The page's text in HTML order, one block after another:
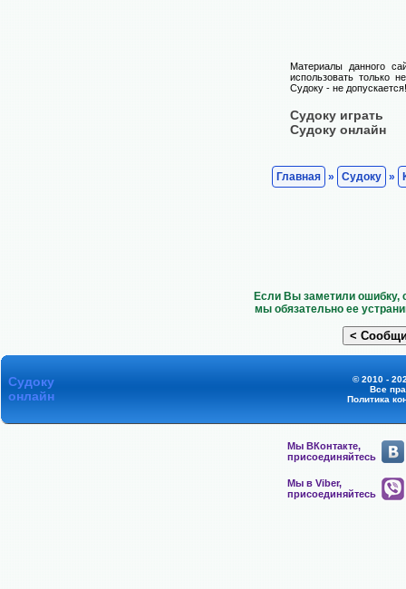
Материалы данного
использовать только
Судоку - не допускается!
Судоку играть
Судоку онлайн
Главная » Судоку »
Если Вы заметили ошибку,
мы обязательно ее
Судоку
онлайн
© 2010 -
Все
Политика
Мы ВКонтакте,
присоединяйтесь
Мы в Viber,
присоединяйтесь